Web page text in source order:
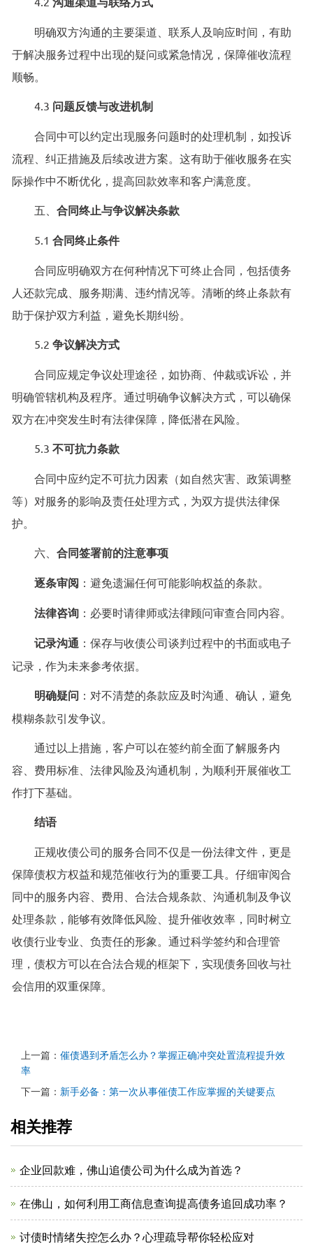
明确双方沟通的主要渠道、联系人及响应时间，有助
于解决服务过程中出现的疑问或紧急情况，保障催收流程
顺畅。
4.3 问题反馈与改进机制
合同中可以约定出现服务问题时的处理机制，如投诉
流程、纠正措施及后续改进方案。这有助于催收服务在实
际操作中不断优化，提高回款效率和客户满意度。
五、 合同终止与争议解决条款
5.1 合同终止条件
合同应明确双方在何种情况下可终止合同，包括债务
人还款完成、服务期满、违约情况等。清晰的终止条款有
助于保护双方利益，避免长期纠纷。
5.2 争议解决方式
合同应规定争议处理途径，如协商、仲裁或诉讼，并
明确管辖机构及程序。通过明确争议解决方式，可以确保
双方在冲突发生时有法律保障，降低潜在风险。
5.3 不可抗力条款
合同中应约定不可抗力因素（如自然灾害、政策调整
等）对服务的影响及责任处理方式，为双方提供法律保
护。
六、 合同签署前的注意事项
逐条审阅 ：避免遗漏任何可能影响权益的条款。
法律咨询 ：必要时请律师或法律顾问审查合同内容。
记录沟通 ：保存与收债公司谈判过程中的书面或电子
记录，作为未来参考依据。
明确疑问 ：对不清楚的条款应及时沟通、确认，避免
模糊条款引发争议。
通过以上措施，客户可以在签约前全面了解服务内
容、费用标准、法律风险及沟通机制，为顺利开展催收工
作打下基础。
结语
正规收债公司的服务合同不仅是一份法律文件，更是
保障债权方权益和规范催收行为的重要工具。仔细审阅合
同中的服务内容、费用、合法合规条款、沟通机制及争议
处理条款，能够有效降低风险、提升催收效率，同时树立
收债行业专业、负责任的形象。通过科学签约和合理管
理，债权方可以在合法合规的框架下，实现债务回收与社
会信用的双重保障。
上一篇： 催债遇到矛盾怎么办？掌握正确冲突处置流程提升效
率
下一篇： 新手必备：第一次从事催债工作应掌握的关键要点
相关推荐
企业回款难，佛山追债公司为什么成为首选？
在佛山，如何利用工商信息查询提高债务追回成功率？
讨债时情绪失控怎么办？心理疏导帮你轻松应对